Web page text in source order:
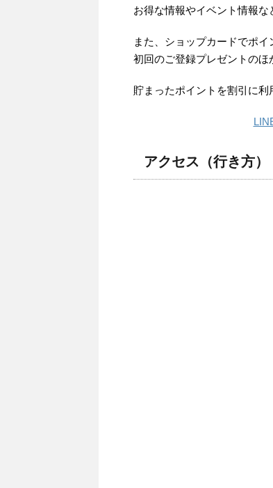
お得な情報やイベント情報な
また、ショップカードでポイ
初回のご登録プレゼントのほ
貯まったポイントを割引に
アクセス（行き方）